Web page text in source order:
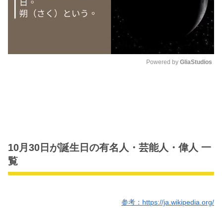
Powered by GliaStudios
10月30日が誕生日の有名人・芸能人・偉人 一
覧
参考：https://ja.wikipedia.org/